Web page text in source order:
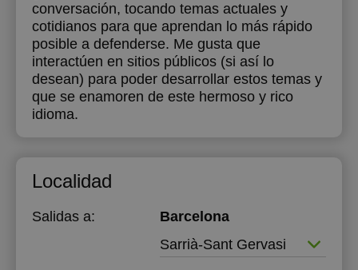
conversación, tocando temas actuales y
cotidianos para que aprendan lo más rápido
posible a defenderse. Me gusta que
interactúen en sitios públicos (si así lo
desean) para poder desarrollar estos temas y
que se enamoren de este hermoso y rico
idioma.
Localidad
Salidas a:
Barcelona
Sarrià-Sant Gervasi